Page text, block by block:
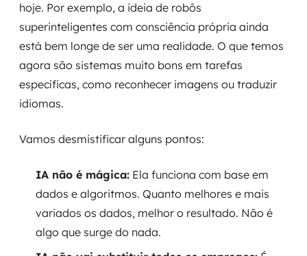
hoje. Por exemplo, a ideia de robôs
superinteligentes com consciência própria ainda
está bem longe de ser uma realidade. O que temos
agora são sistemas muito bons em tarefas
específicas, como reconhecer imagens ou traduzir
idiomas.
Vamos desmistificar alguns pontos:
IA não é mágica: Ela funciona com base em
dados e algoritmos. Quanto melhores e mais
variados os dados, melhor o resultado. Não é
algo que surge do nada.